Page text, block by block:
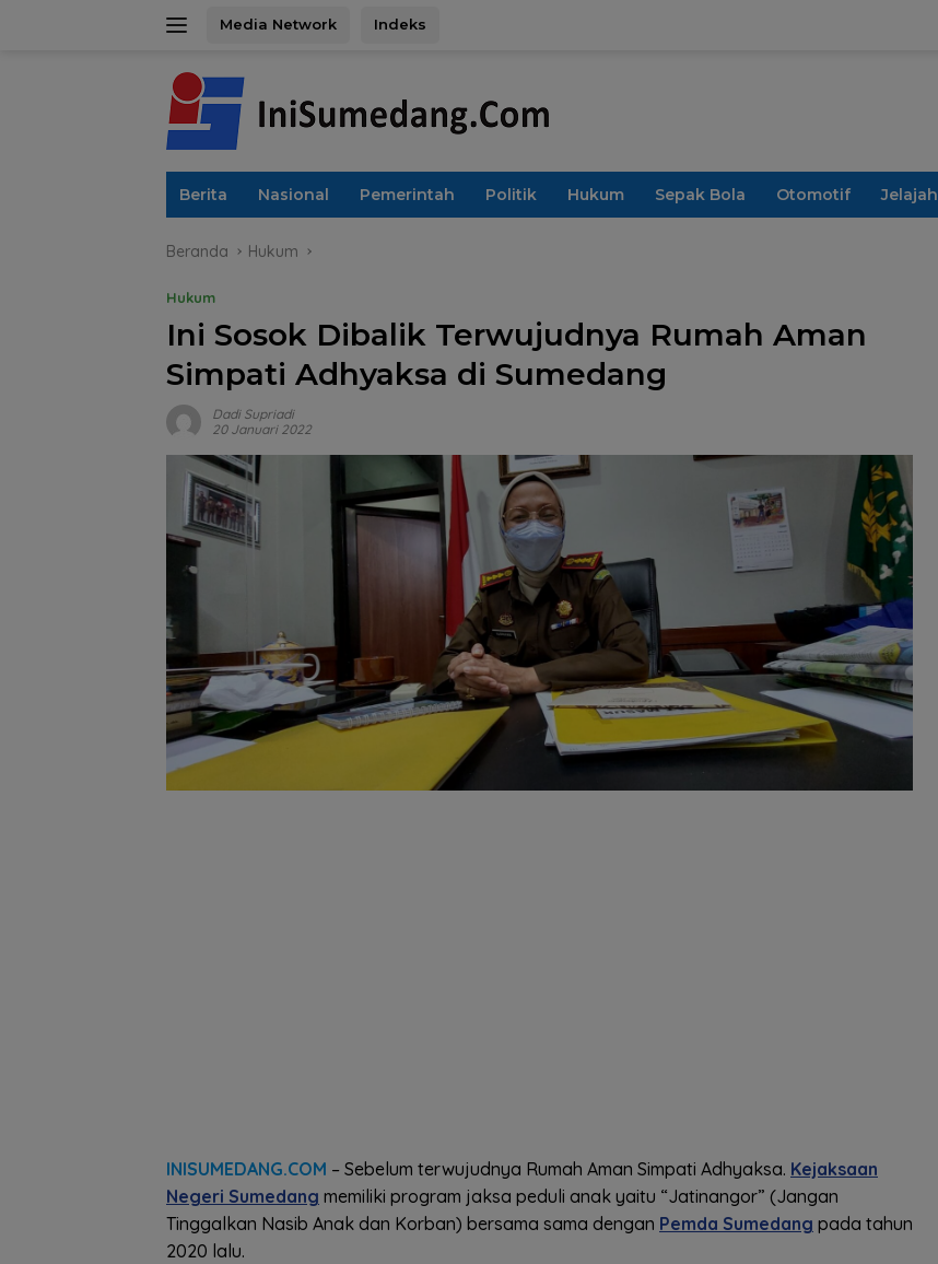
Media Network Indeks
Berita Nasional Pemerintah Politik Hukum Sepak Bola Otomotif Jelajah
Beranda Hukum
Hukum
Ini Sosok Dibalik Terwujudnya Rumah Aman
Simpati Adhyaksa di Sumedang
Dadi Supriadi
20 Januari 2022
INISUMEDANG.COM – Sebelum terwujudnya Rumah Aman Simpati Adhyaksa. Kejaksaan
Negeri Sumedang memiliki program jaksa peduli anak yaitu “Jatinangor” (Jangan
Tinggalkan Nasib Anak dan Korban) bersama sama dengan Pemda Sumedang pada tahun
2020 lalu.